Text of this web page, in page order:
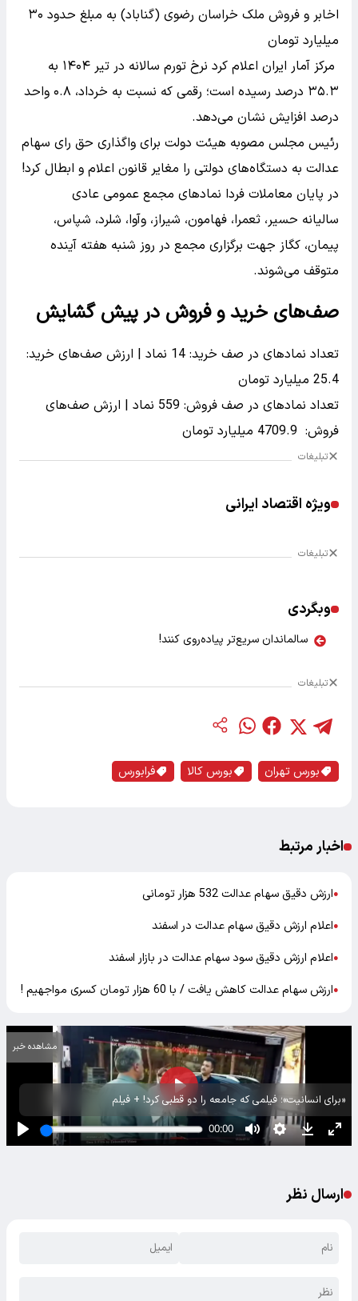
اخابر و فروش ملک خراسان رضوی (گناباد) به مبلغ حدود ۳۰
میلیارد تومان
مرکز آمار ایران اعلام کرد نرخ تورم سالانه در تیر ۱۴۰۴ به
۳۵.۳ درصد رسیده است؛ رقمی که نسبت به خرداد، ۰.۸ واحد
درصد افزایش نشان می‌دهد.
رئیس مجلس مصوبه هیئت دولت برای واگذاری حق رای سهام
عدالت به دستگاه‌های دولتی را مغایر قانون اعلام و ابطال کرد!
در پایان معاملات فردا نماد‌های مجمع عمومی عادی
سالیانه حسیر، ثعمرا، فهامون، شیراز، وآوا، شلرد، شپاس،
پیمان، کگاز جهت برگزاری مجمع در روز شنبه هفته آینده
متوقف می‌شوند.
صف‌های خرید و فروش در پیش گشایش
تعداد نماد‌های در صف خرید: 14 نماد | ارزش صف‌های خرید:
25.4 میلیارد تومان
تعداد نماد‌های در صف فروش: 559 نماد | ارزش صف‌های
فروش: 4709.9 میلیارد تومان
تبلیغات
ویژه اقتصاد ایرانی
تبلیغات
وبگردی
سالماندان سریع‌تر پیاده‌روی کنند!
تبلیغات
بورس تهران بورس کالا فرابورس
اخبار مرتبط
●ارزش دقیق سهام عدالت 532 هزار تومانی
●اعلام ارزش دقیق سهام عدالت در اسفند
●اعلام ارزش دقیق سود سهام عدالت در بازار اسفند
●ارزش سهام عدالت کاهش یافت / با 60 هزار تومان کسری مواجهیم !
«برای انسانیت»؛ فیلمی که جامعه را دو قطبی کرد! + فیلم
مشاهده خبر
ارسال نظر